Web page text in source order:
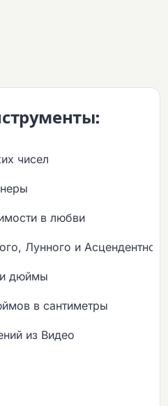
чисел
в любви
Лунного и
дюймы
в сантиметры
из Видео